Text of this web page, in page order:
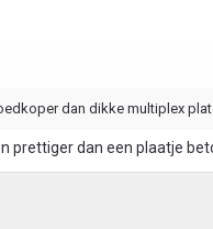
dan dikke multiplex
prettiger dan een plaatje